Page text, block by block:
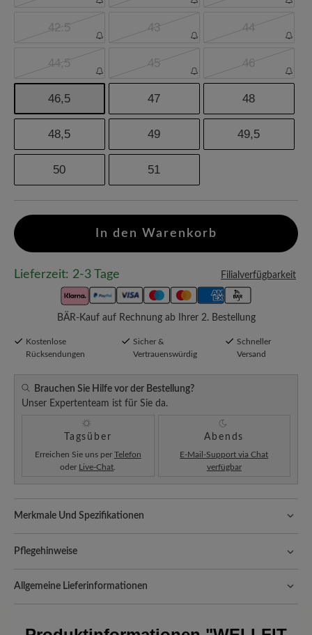
42.5 43 44
44,5 45 46
46,5 47 48
48,5 49 49,5
50 51
In den Warenkorb
Lieferzeit: 2-3 Tage Filialverfügbarkeit
BÄR-Kauf auf Rechnung ab Ihrer 2. Bestellung
Kostenlose
Rücksendungen
Sicher &
Vertrauenswürdig
Schneller
Versand
Brauchen Sie Hilfe vor der Bestellung?
Unser Expertenteam ist für Sie da.
Tagsüber
Erreichen Sie uns per Telefon
oder Live-Chat
Abends
E-Mail-Support via Chat
verfügbar
Merkmale Und Spezifikationen
und Atmungsaktivität. Zudem passt sich das flexible Material ideal
der Fußform an.
Passform:
Pflegehinweise
richtigen Pflege bleiben sie frisch, farbintensiv und optimal
geschützt. So geht’s:
Entfernen Sie groben Schmutz mit einer
Allgemeine Lieferinformationen